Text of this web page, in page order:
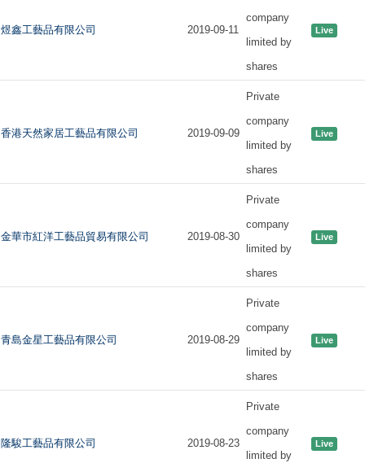
煜鑫工藝品有限公司 2019-09-11
company
limited by
shares
Live
香港天然家居工藝品有限公司 2019-09-09
Private
company
limited by
shares
Live
金華市紅洋工藝品貿易有限公司 2019-08-30
Private
company
limited by
shares
Live
青島金星工藝品有限公司 2019-08-29
Private
company
limited by
shares
Live
隆駿工藝品有限公司 2019-08-23
Private
company
limited by
Live